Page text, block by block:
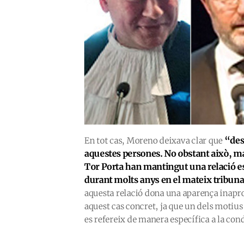
En tot cas, Moreno deixava clar que
aquestes persones. No obstant això,
Tor Porta han mantingut una relació
durant molts anys en el mateix
aquesta relació dona una aparença
aquest cas concret, ja que un dels
es refereix de manera específica a la